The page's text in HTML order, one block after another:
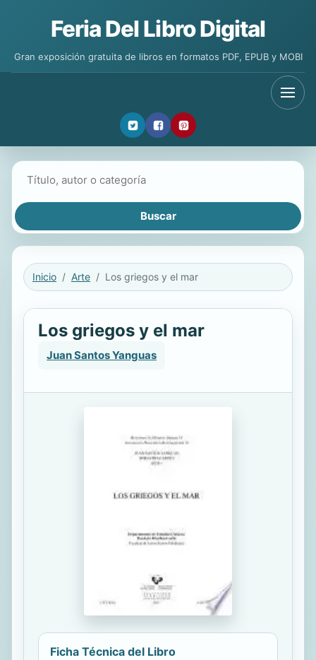
Feria Del Libro Digital
Gran exposición gratuita de libros en formatos PDF, EPUB y MOBI
Inicio Arte Los griegos y el mar
Los griegos y el mar
Juan Santos Yanguas
Ficha Técnica del Libro